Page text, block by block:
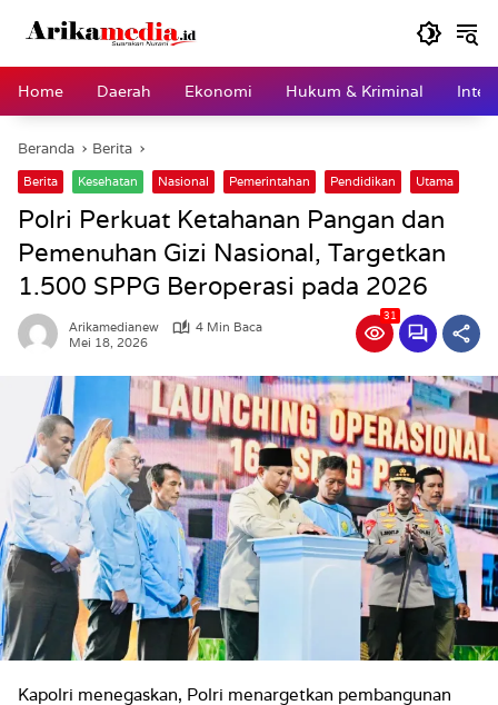
Home
Daerah Ekonomi Hukum & Kriminal
Beranda Berita
Berita Kesehatan Nasional Pemerintahan Pendidikan Utama
Polri Perkuat Ketahanan Pangan dan
Pemenuhan Gizi Nasional, Targetkan
1.500 SPPG Beroperasi pada 2026
Arikamedianew
4 Min Baca
Mei 18, 2026
31
Kapolri menegaskan, Polri menargetkan pembangunan